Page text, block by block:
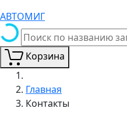
АВТОМИГ
Корзина
Главная
Контакты